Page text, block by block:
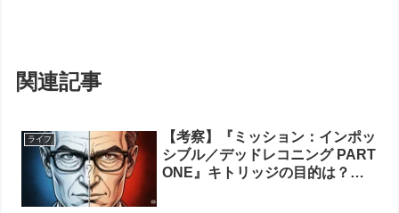
関連記事
ライフ
【考察】『ミッション：インポッ
シブル／デッドレコニング PART
ONE』キトリッジの目的は？敵